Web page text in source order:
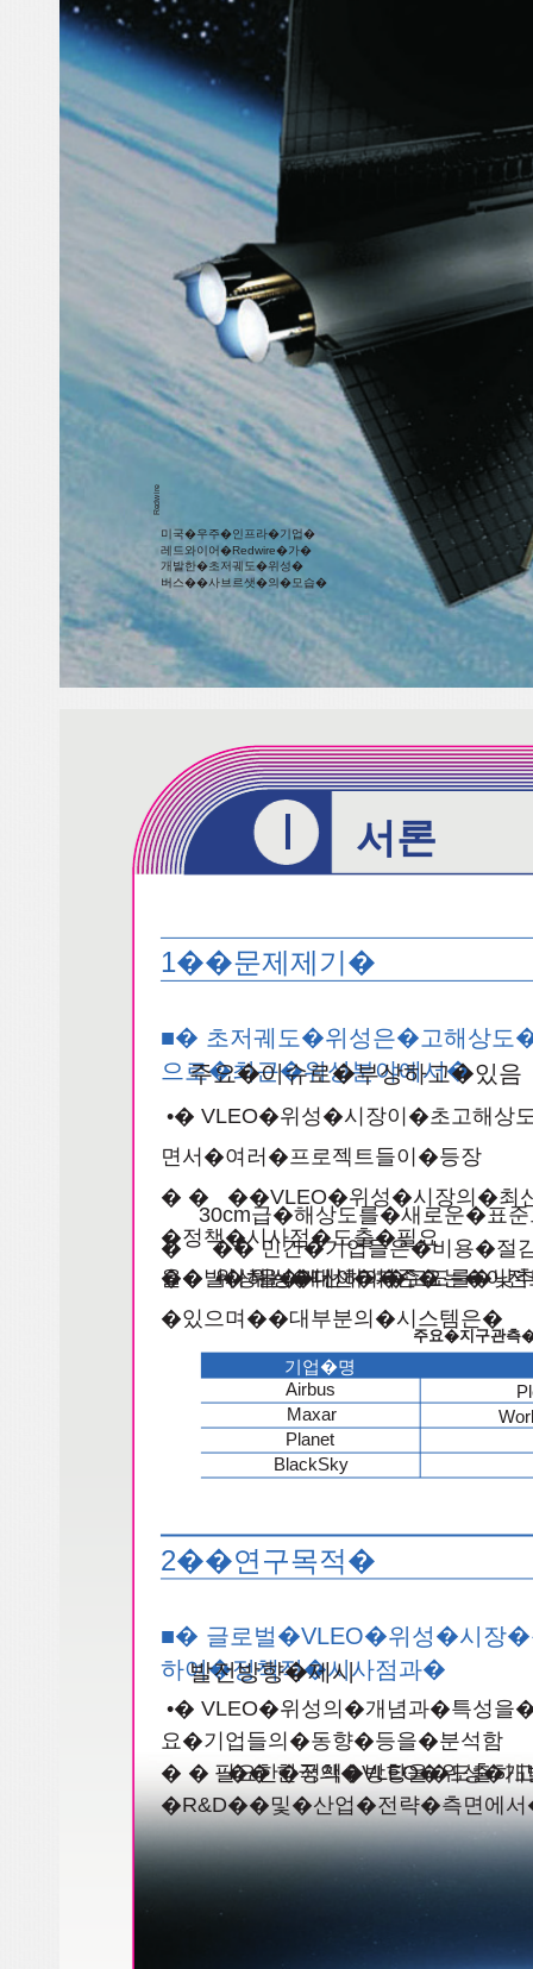
Re
d
w
ir
e
미국�우주�인프라�기업�
레드와이어�Redwire�가�
개발한�초저궤도�위성�
버스��사브르샛�의�모습�
I 서론
1��문제제기�
■� 초저궤도�위성은�고해상
으로�최근�위성분야에서�
주요�이슈로�부상하고�있음
•� VLEO�위성�시장이�초고해상
면서�여러�프로젝트들이�등장
� � ��VLEO�위성�시장의�최신
�정책�시사점�도출�필요
�� •� 위성�데이터�수요는�이전
�있으며��대부분의�시스템은�
30cm급�해상도를�새로운�표
� �� 민간�기업들은�비용�절감
을�발사하는�대신�기존�
위성을�개선하여�고도를�낮
주요�지구관측
기업�명
Airbus
Maxar
Planet
BlackSky
2��연구목적�
■� 글로벌�VLEO�위성�시장�
하여�정책적�시사점과�
발전방향�제시
•� VLEO�위성의�개념과�특성
요�기업들의�동향�등을�분석함
� � �� 한국의�VLEO�위성�개
�R&D��및�산업�전략�측면에
필요한�정책�방향을�도출